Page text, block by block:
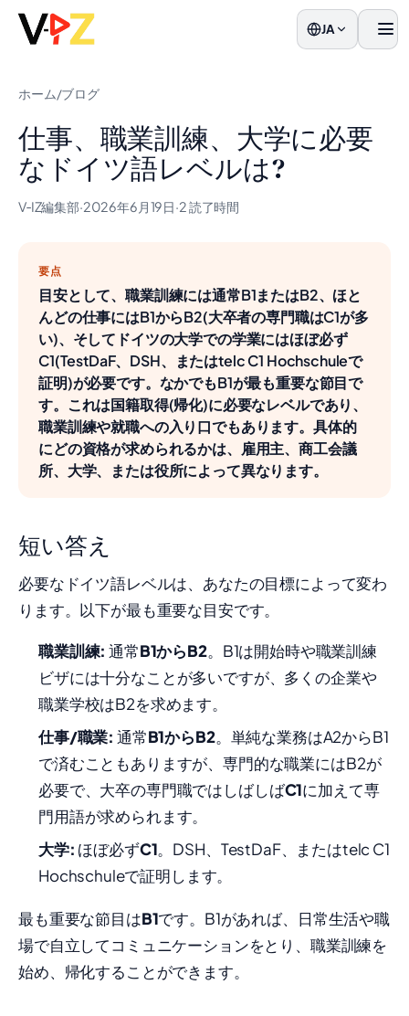
JA メ
ホーム/ブログ
仕事、職業訓練、大学に必要
なドイツ語レベルは?
V‑IZ編集部·2026年6月19日·2 読了時間
要点
目安として、職業訓練には通常B1またはB2、ほと
んどの仕事にはB1からB2(大卒者の専門職はC1が多
い)、そしてドイツの大学での学業にはほぼ必ず
C1(TestDaF、DSH、またはtelc C1 Hochschuleで
証明)が必要です。なかでもB1が最も重要な節目で
す。これは国籍取得(帰化)に必要なレベルであり、
職業訓練や就職への入り口でもあります。具体的
にどの資格が求められるかは、雇用主、商工会議
所、大学、または役所によって異なります。
短い答え
必要なドイツ語レベルは、あなたの目標によって変わ
ります。以下が最も重要な目安です。
職業訓練: 通常B1からB2。B1は開始時や職業訓練
ビザには十分なことが多いですが、多くの企業や
職業学校はB2を求めます。
仕事/職業: 通常B1からB2。単純な業務はA2からB1
で済むこともありますが、専門的な職業にはB2が
必要で、大卒の専門職ではしばしばC1に加えて専
門用語が求められます。
大学: ほぼ必ずC1。DSH、TestDaF、またはtelc C1
Hochschuleで証明します。
最も重要な節目はB1です。B1があれば、日常生活や職
場で自立してコミュニケーションをとり、職業訓練を
始め、帰化することができます。